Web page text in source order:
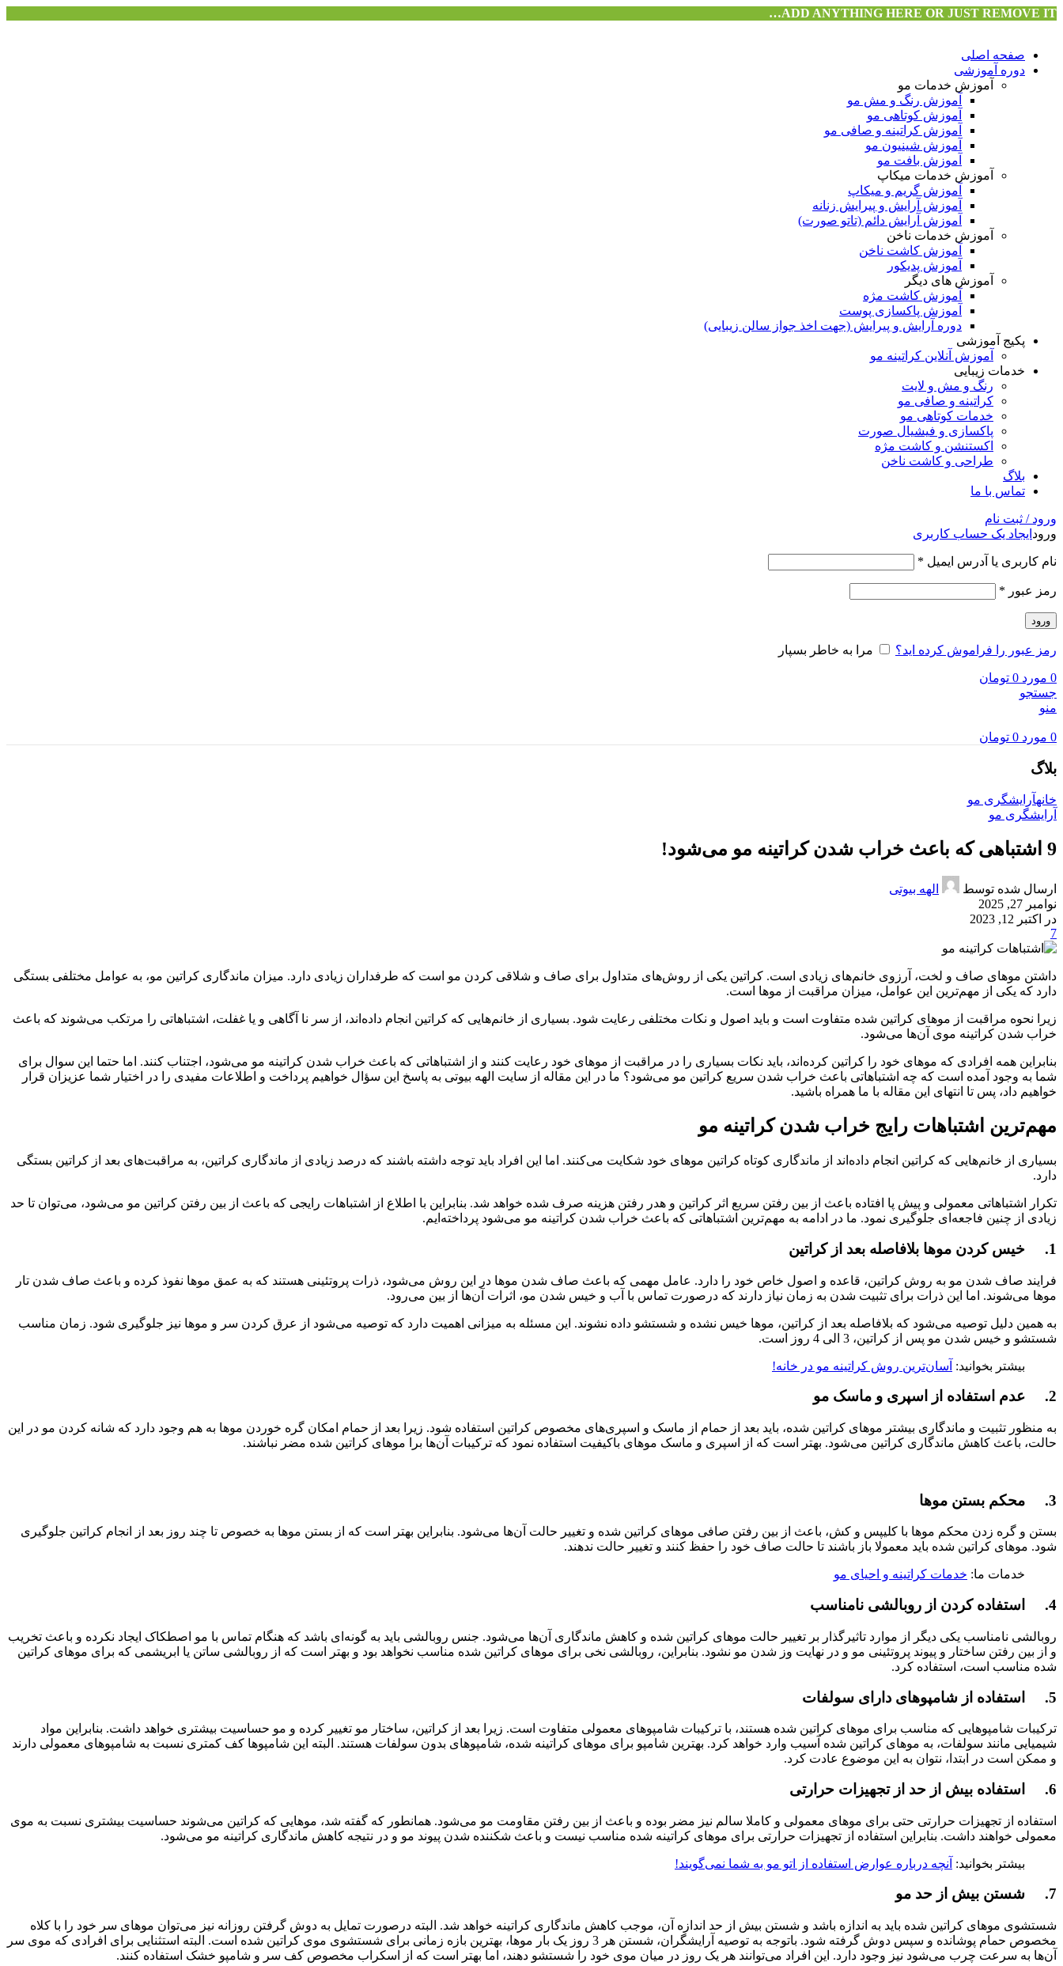
ADD ANYTHING HERE OR JUST REMOVE IT…
صفحه اصلی
دوره آموزشی
آموزش خدمات مو
آموزش رنگ و مش مو
آموزش کوتاهی مو
آموزش کراتینه و صافی مو
آموزش شینیون مو
آموزش بافت مو
آموزش خدمات میکاپ
آموزش گریم و میکاپ
آموزش آرایش و پیرایش زنانه
آموزش آرایش دائم (تاتو صورت)
آموزش خدمات ناخن
آموزش کاشت ناخن
آموزش پدیکور
آموزش های دیگر
آموزش کاشت مژه
آموزش پاکسازی پوست
دوره آرایش و پیرایش (جهت اخذ جواز سالن زیبایی)
پکیج آموزشی
آموزش آنلاین کراتینه مو
خدمات زیبایی
رنگ و مش و لایت
کراتینه و صافی مو
خدمات کوتاهی مو
پاکسازی و فیشیال صورت
اکستنشن و کاشت مژه
طراحی و کاشت ناخن
بلاگ
تماس با ما
ورود / ثبت نام
ورود ایجاد یک حساب کاربری
نام کاربری یا آدرس ایمیل *
رمز عبور *
ورود
رمز عبور را فراموش کرده اید؟ مرا به خاطر بسپار
0 مورد 0 تومان
جستجو
منو
0 مورد 0 تومان
بلاگ
خانهآرایشگری مو
آرایشگری مو
9 اشتباهی که باعث خراب شدن کراتینه مو می‌شود!
ارسال شده توسط
الهه بیوتی
نوامبر 27, 2025
در اکتبر 12, 2023
7
داشتن موهای صاف و لخت، آرزوی خانم‌های زیادی است. کراتین یکی از روش‌های متداول برای صاف و شلاقی کردن مو است که طرفداران زیادی دارد. میزان ماندگاری کراتین مو، به عوامل مختلفی بستگی
دارد که یکی از مهم‌ترین این عوامل، میزان مراقبت از موها است.
زیرا نحوه مراقبت از موهای کراتین شده متفاوت است و باید اصول و نکات مختلفی رعایت شود. بسیاری از خانم‌هایی که کراتین انجام داده‌اند، از سر نا آگاهی و یا غفلت، اشتباهاتی را مرتکب می‌شوند که باعث
خراب شدن کراتینه موی آن‌ها می‌شود.
بنابراین همه افرادی که موهای خود را کراتین کرده‌اند، باید نکات بسیاری را در مراقبت از موهای خود رعایت کنند و از اشتباهاتی که باعث خراب شدن کراتینه مو می‌شود، اجتناب کنند. اما حتما این سوال برای
شما به وجود آمده است که چه اشتباهاتی باعث خراب شدن سریع کراتین مو می‌شود؟ ما در این مقاله از سایت الهه بیوتی به پاسخ این سؤال خواهیم پرداخت و اطلاعات مفیدی را در اختیار شما عزیزان قرار
خواهیم داد، پس تا انتهای این مقاله با ما همراه باشید.
مهم‌ترین اشتباهات رایج خراب شدن کراتینه مو
بسیاری از خانم‌هایی که کراتین انجام داده‌اند از ماندگاری کوتاه کراتین موهای خود شکایت می‌کنند. اما این افراد باید توجه داشته باشند که درصد زیادی از ماندگاری کراتین، به مراقبت‌های بعد از کراتین بستگی
دارد.
تکرار اشتباهاتی معمولی و پیش پا افتاده باعث از بین رفتن سریع اثر کراتین و هدر رفتن هزینه صرف شده خواهد شد. بنابراین با اطلاع از اشتباهات رایجی که باعث از بین رفتن کراتین مو می‌شود، می‌توان تا حد
زیادی از چنین فاجعه‌ای جلوگیری نمود. ما در ادامه به مهم‌ترین اشتباهاتی که باعث خراب شدن کراتینه مو می‌شود پرداخته‌ایم.
1. خیس کردن موها بلافاصله بعد از کراتین
فرایند صاف شدن مو به روش کراتین، قاعده و اصول خاص خود را دارد. عامل مهمی که باعث صاف شدن موها در این روش می‌شود، ذرات پروتئینی هستند که به عمق موها نفوذ کرده و باعث صاف شدن تار
موها می‌شوند. اما این ذرات برای تثبیت شدن به زمان نیاز دارند که درصورت تماس با آب و خیس شدن مو، اثرات آن‌ها از بین می‌رود.
به همین دلیل توصیه می‌شود که بلافاصله بعد از کراتین، موها خیس نشده و شستشو داده نشوند. این مسئله به میزانی اهمیت دارد که توصیه می‌شود از عرق کردن سر و موها نیز جلوگیری شود. زمان مناسب
شستشو و خیس شدن مو پس از کراتین، 3 الی 4 روز است.
بیشتر بخوانید: آسان‌ترین روش کراتینه مو در خانه!
2. عدم استفاده از اسپری و ماسک مو
به منظور تثبیت و ماندگاری بیشتر موهای کراتین شده، باید بعد از حمام از ماسک و اسپری‌های مخصوص کراتین استفاده شود. زیرا بعد از حمام امکان گره خوردن موها به هم وجود دارد که شانه کردن مو در این
حالت، باعث کاهش ماندگاری کراتین می‌شود. بهتر است که از اسپری و ماسک موهای باکیفیت استفاده نمود که ترکیبات آن‌ها برا موهای کراتین شده مضر نباشند.
3. محکم بستن موها
بستن و گره زدن محکم موها با کلیپس و کش، باعث از بین رفتن صافی موهای کراتین شده و تغییر حالت آن‌ها می‌شود. بنابراین بهتر است که از بستن موها به خصوص تا چند روز بعد از انجام کراتین جلوگیری
شود. موهای کراتین شده باید معمولا باز باشند تا حالت صاف خود را حفظ کنند و تغییر حالت ندهند.
خدمات ما: خدمات کراتینه و احیای مو
4. استفاده کردن از روبالشی نامناسب
روبالشی نامناسب یکی دیگر از موارد تاثیرگذار بر تغییر حالت موهای کراتین شده و کاهش ماندگاری آن‌ها می‌شود. جنس روبالشی باید به گونه‌ای باشد که هنگام تماس با مو اصطکاک ایجاد نکرده و باعث تخریب
و از بین رفتن ساختار و پیوند پروتئینی مو و در نهایت وز شدن مو نشود. بنابراین، روبالشی نخی برای موهای کراتین شده مناسب نخواهد بود و بهتر است که از روبالشی ساتن یا ابریشمی که برای موهای کراتین
شده مناسب است، استفاده کرد.
5. استفاده از شامپوهای دارای سولفات
ترکیبات شامپو‌هایی که مناسب برای موهای کراتین شده هستند، با ترکیبات شامپوهای معمولی متفاوت است. زیرا بعد از کراتین، ساختار مو تغییر کرده و مو حساسیت بیشتری خواهد داشت. بنابراین مواد
شیمیایی مانند سولفات، به موهای کراتین شده آسیب وارد خواهد کرد. بهترین شامپو برای موهای کراتینه شده، شامپوهای بدون سولفات هستند. البته این شامپوها کف کمتری نسبت به شامپوهای معمولی دارند
و ممکن است در ابتدا، نتوان به این موضوع عادت کرد.
6. استفاده بیش از حد از تجهیزات حرارتی
استفاده از تجهیزات حرارتی حتی برای موهای معمولی و کاملا سالم نیز مضر بوده و باعث از بین رفتن مقاومت مو می‌شود. همانطور که گفته شد، موهایی که کراتین می‌شوند حساسیت بیشتری نسبت به موی
معمولی خواهند داشت. بنابراین استفاده از تجهیزات حرارتی برای موهای کراتینه شده مناسب نیست و باعث شکننده شدن پیوند مو و در نتیجه کاهش ماندگاری کراتینه مو می‌شود.
بیشتر بخوانید: آنچه درباره عوارض استفاده از اتو مو به شما نمی‌گویند!
7. شستن بیش از حد مو
شستشوی موهای کراتین شده باید به اندازه باشد و شستن بیش از حد اندازه آن، موجب کاهش ماندگاری کراتینه خواهد شد. البته درصورت تمایل به دوش گرفتن روزانه نیز می‌توان موهای سر خود را با کلاه
مخصوص حمام پوشانده و سپس دوش گرفته شود. باتوجه به توصیه آرایشگران، شستن هر 3 روز یک بار موها، بهترین بازه زمانی برای شستشوی موی کراتین شده است. البته استثنایی برای افرادی که موی سر
آن‌ها به سرعت چرب می‌شود نیز وجود دارد. این افراد می‌توانند هر یک روز در میان موی خود را شستشو دهند، اما بهتر است که از اسکراب مخصوص کف سر و شامپو خشک استفاده کنند.